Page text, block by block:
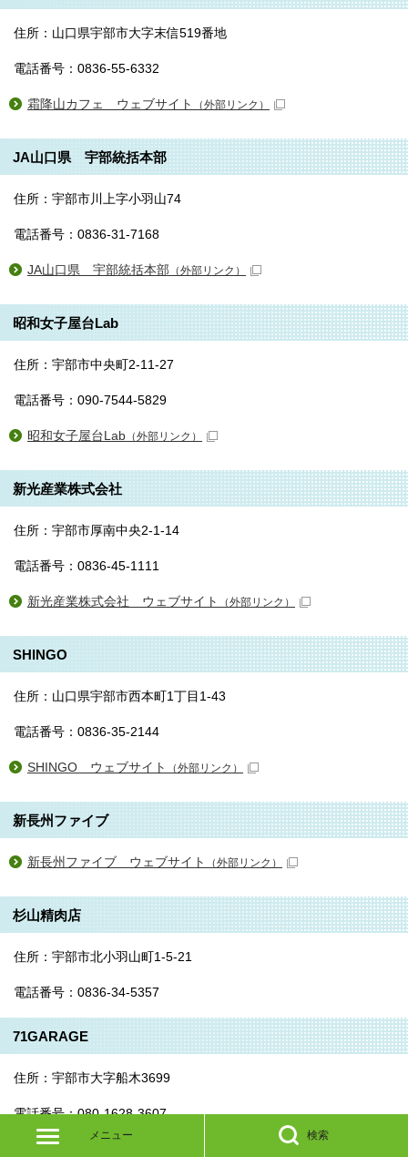
住所：山口県宇部市大字末信519番地
電話番号：0836-55-6332
霜降山カフェ ウェブサイト （外部リンク）
JA山口県 宇部統括本部
住所：宇部市川上字小羽山74
電話番号：0836-31-7168
JA山口県 宇部統括本部 （外部リンク）
昭和女子屋台Lab
住所：宇部市中央町2-11-27
電話番号：090-7544-5829
昭和女子屋台Lab （外部リンク）
新光産業株式会社
住所：宇部市厚南中央2-1-14
電話番号：0836-45-1111
新光産業株式会社 ウェブサイト （外部リンク）
SHINGO
住所：山口県宇部市西本町1丁目1-43
電話番号：0836-35-2144
SHINGO ウェブサイト （外部リンク）
新長州ファイブ
新長州ファイブ ウェブサイト （外部リンク）
杉山精肉店
住所：宇部市北小羽山町1-5-21
電話番号：0836-34-5357
71GARAGE
住所：宇部市大字船木3699
電話番号：080-1628-3607
メニュー 検索